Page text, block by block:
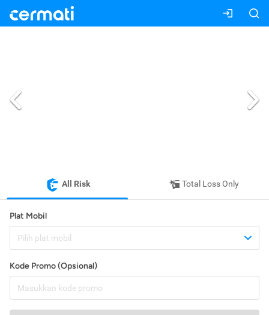
All Risk Total Loss Only
Plat Mobil
Pilih plat mobil
Kode Promo (Opsional)